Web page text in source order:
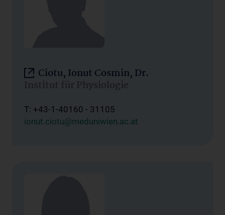
Ciotu, Ionut Cosmin, Dr.
Institut für Physiologie
T: +43-1-40160 - 31105
ionut.ciotu@meduniwien.ac.at